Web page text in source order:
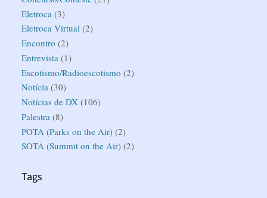
Eletroca (3)
Eletroca Virtual (2)
Encontro (2)
Entrevista (1)
Escotismo/Radioescotismo (2)
Notícia (30)
Notícias de DX (106)
Palestra (8)
POTA (Parks on the Air) (2)
SOTA (Summit on the Air) (2)
Tags